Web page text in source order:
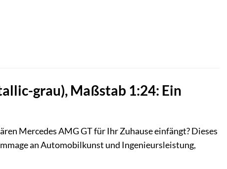
grau), Maßstab 1:24: Ein
Mercedes AMG GT für Ihr Zuhause einfängt? Dieses
an Automobilkunst und Ingenieursleistung,